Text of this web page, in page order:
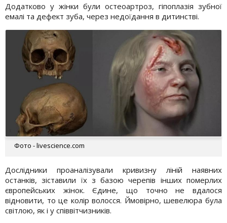
Додатково у жінки були остеоартроз, гіпоплазія зубної
емалі та дефект зуба, через недоїдання в дитинстві.
Фото - livescience.com
Дослідники проаналізували кривизну ліній наявних
останків, зіставили їх з базою черепів інших померлих
європейських жінок. Єдине, що точно не вдалося
відновити, то це колір волосся. Ймовірно, шевелюра була
світлою, як і у співвітчизників.